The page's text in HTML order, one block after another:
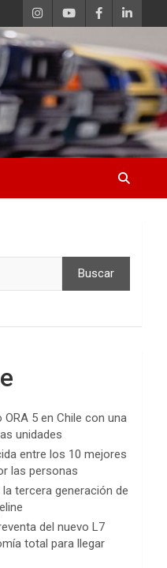
Buscar
ORA 5 en Chile con una
unidades
entre los 10 mejores
las personas
tercera generación de
del nuevo L7
total para llegar